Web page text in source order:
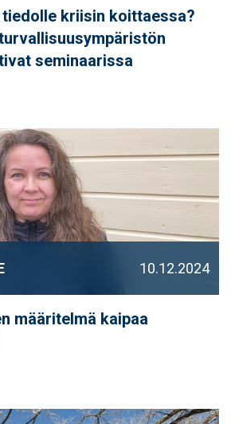
kriisin koittaessa?
seminaarissa
10.12.2024
määritelmä kaipaa